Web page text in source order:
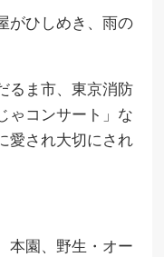
がひしめき、雨の
るま市、東京消防
ゃコンサート」な
愛され大切にされ
本園、野生・オー